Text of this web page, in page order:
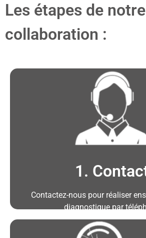
Les étapes de notre
collaboration :
1.
Contactez-nous pour réaliser
diagnostique par